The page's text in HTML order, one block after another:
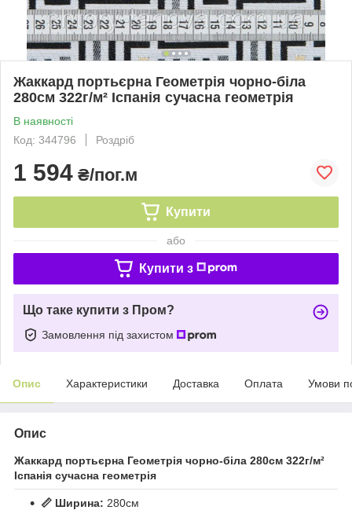
Жаккард портьєрна Геометрія чорно-біла
280см 322г/м² Іспанія сучасна геометрія
В наявності
Код: 344796
Роздріб
1 594 ₴/пог.м
Купити
або
Купити з
Що таке купити з Пром?
Замовлення під захистом
Опис Характеристики Доставка Оплата Умови
Опис
Жаккард портьєрна Геометрія чорно-біла 280см 322г/м²
Іспанія сучасна геометрія
📏 Ширина: 280см